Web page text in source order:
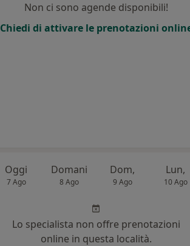
Non ci sono agende disponibili!
Chiedi di attivare le prenotazioni
Oggi
7 Ago
Domani
8 Ago
Dom,
9 Ago
Lun,
10 Ago
Lo specialista non offre prenotazioni
online in questa località.